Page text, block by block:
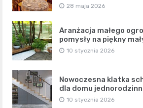
28 maja 2026
Aranżacja małego
pomysły na piękny
10 stycznia 2026
Nowoczesna klatka
dla domu
10 stycznia 2026